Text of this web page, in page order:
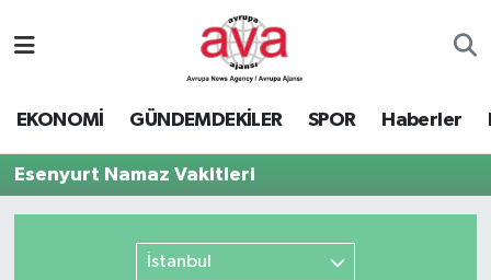
EKONOMİ GÜNDEMDEKİLER SPOR Haberler
Esenyurt Namaz Vakitleri
İstanbul
Nöbetçi Eczaneler
Namaz Vakitleri
Trafik Durumu